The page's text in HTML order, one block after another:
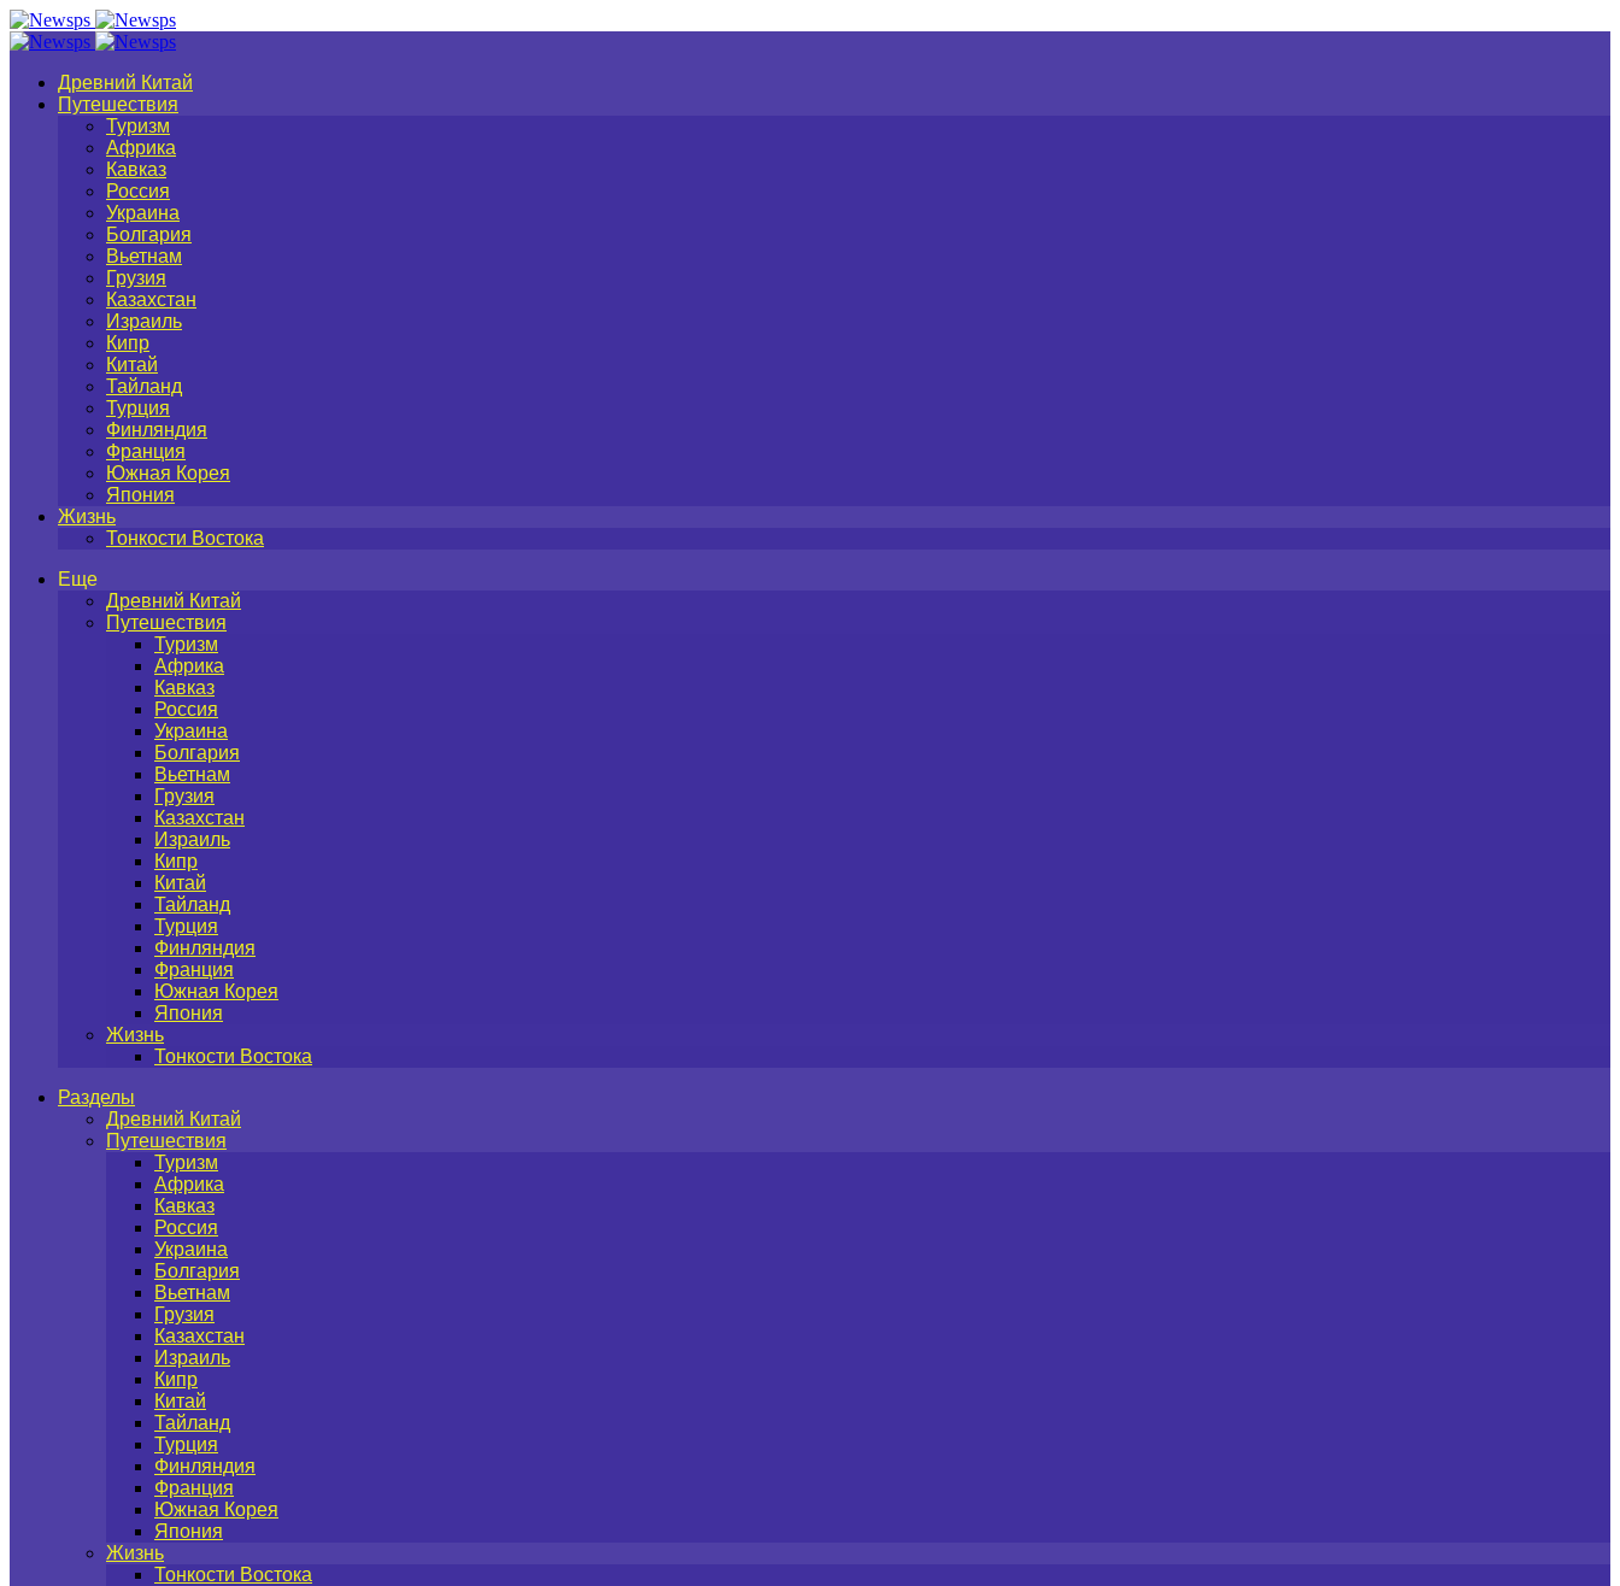
Древний Китай
Путешествия
Туризм
Африка
Кавказ
Россия
Украина
Болгария
Вьетнам
Грузия
Казахстан
Израиль
Кипр
Китай
Тайланд
Турция
Финляндия
Франция
Южная Корея
Япония
Жизнь
Тонкости Востока
Еще
Древний Китай
Путешествия
Туризм
Африка
Кавказ
Россия
Украина
Болгария
Вьетнам
Грузия
Казахстан
Израиль
Кипр
Китай
Тайланд
Турция
Финляндия
Франция
Южная Корея
Япония
Жизнь
Тонкости Востока
Разделы
Древний Китай
Путешествия
Туризм
Африка
Кавказ
Россия
Украина
Болгария
Вьетнам
Грузия
Казахстан
Израиль
Кипр
Китай
Тайланд
Турция
Финляндия
Франция
Южная Корея
Япония
Жизнь
Тонкости Востока